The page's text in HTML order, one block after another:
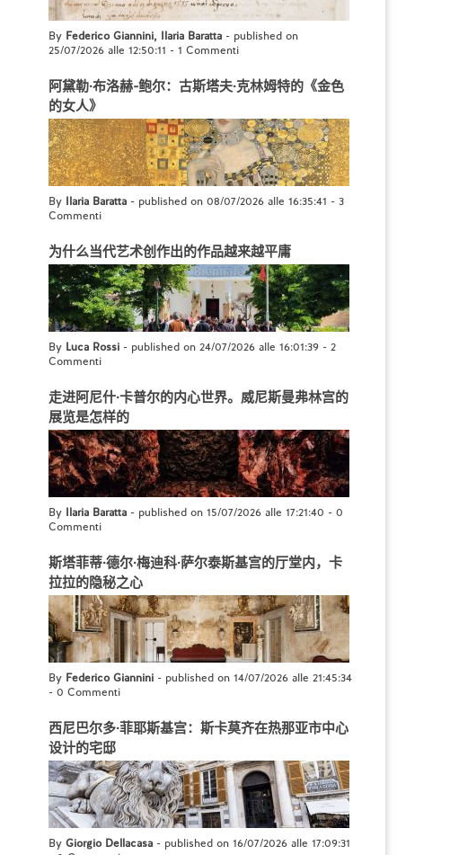
By Federico Giannini, Ilaria Baratta - published on
25/07/2026 alle 12:50:11 - 1 Commenti
阿黛勒·布洛赫-鲍尔：古斯塔夫·克林姆特的《金色
的女人》
By Ilaria Baratta - published on 08/07/2026 alle 16:35:41 - 3
Commenti
为什么当代艺术创作出的作品越来越平庸
By Luca Rossi - published on 24/07/2026 alle 16:01:39 - 2
Commenti
走进阿尼什·卡普尔的内心世界。威尼斯曼弗林宫的
展览是怎样的
By Ilaria Baratta - published on 15/07/2026 alle 17:21:40 - 0
Commenti
斯塔菲蒂·德尔·梅迪科·萨尔泰斯基宫的厅堂内，卡
拉拉的隐秘之心
By Federico Giannini - published on 14/07/2026 alle 21:45:34
- 0 Commenti
西尼巴尔多·菲耶斯基宫：斯卡莫齐在热那亚市中心
设计的宅邸
By Giorgio Dellacasa - published on 16/07/2026 alle 17:09:31